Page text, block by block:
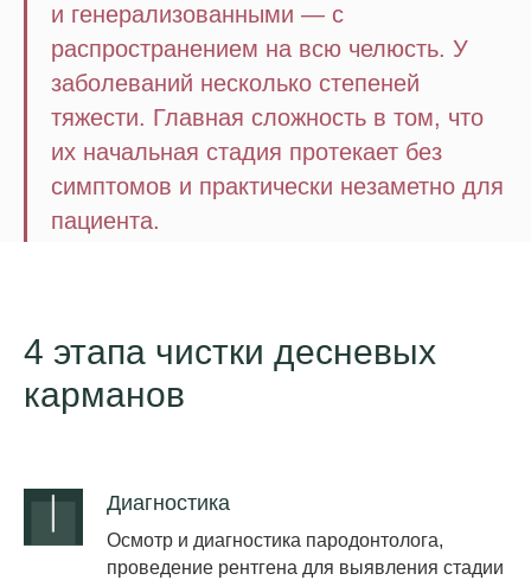
и генерализованными — с
распространением на всю челюсть. У
заболеваний несколько степеней
тяжести. Главная сложность в том, что
их начальная стадия протекает без
симптомов и практически незаметно для
пациента.
4 этапа чистки десневых
карманов
Диагностика
Осмотр и диагностика пародонтолога,
проведение рентгена для выявления стадии